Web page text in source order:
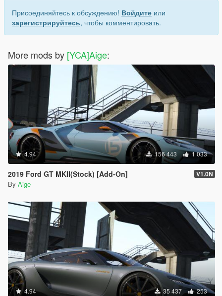
Присоединяйтесь к обсуждению! Войдите или
зарегистрируйтесь, чтобы комментировать.
More mods by [YCA]Aige:
4.94 156 443 1 033
2019 Ford GT MKII(Stock) [Add-On] V1.0N
By Aige
4.94 35 437 253